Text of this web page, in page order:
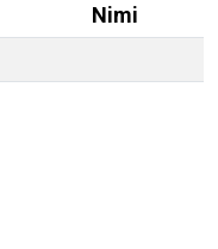
Nimi